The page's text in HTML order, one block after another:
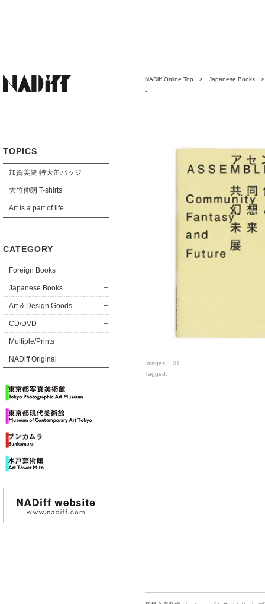
TOPICS
加賀美健 特大缶バッジ
大竹伸朗 T-shirts
Art is a part of life
CATEGORY
Foreign Books
Japanese Books
Art & Design Goods
CD/DVD
Multiple/Prints
NADiff Original
NADiff Online Top > Japanese Books
-
Images: 01
Tagged: